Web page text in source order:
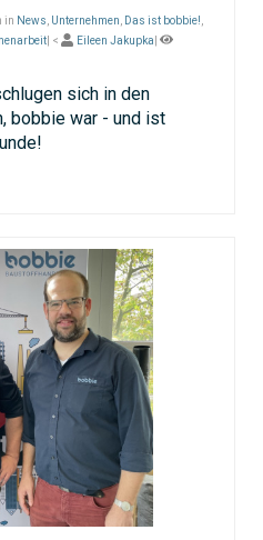
in News Unternehmen Das ist bobbie!
| < Eileen Jakupka
sich in den
bobbie war - und ist